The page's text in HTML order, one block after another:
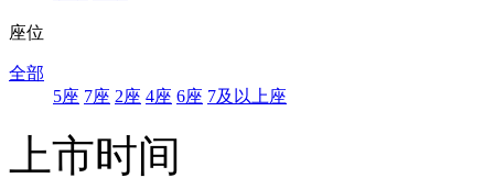
座位
全部
5座 7座 2座 4座 6座 7及以上座
上市时间